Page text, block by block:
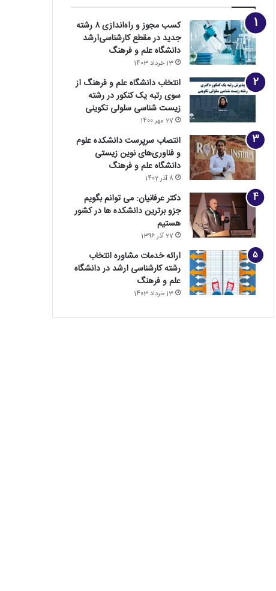
کسب مجوز و راه‌اندازی ۸ رشته
جدید در مقطع کارشناسی‌ارشد
دانشگاه علم و فرهنگ
13 خرداد 1403
انتخاب دانشگاه علم و فرهنگ از
سوی رتبه یک کنکور در رشته
زیست شناسی سلولی تکوینی
27 مهر 1400
انتصاب سرپرست دانشکده علوم
و فناوری‌های نوین زیستی
دانشگاه علم و فرهنگ
8 آذر 1402
دکتر عرفانیان: می توانم بگویم
جزو برترین دانشکده ها در کشور
هستیم
27 آذر 1396
ارائه خدمات مشاوره انتخاب
رشته کارشناسی ارشد در دانشگاه
علم و فرهنگ
13 خرداد 1403